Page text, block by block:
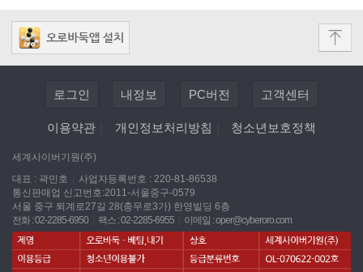
로그인 내정보 PC버전 고객센터
이용약관 개인정보처리방침 청소년보호정책
세계사이버기원(주)
대표 : 곽민호
사업자등록번호 : 220-81-86538
통신판매업 신고번호:2011-서울중구-0579
서울 중구 퇴계로27길 28(충무로3가) 한영빌딩 6층
전화 : 02-2285-6950
팩스 : 02-2285-6955 이메일 :oper@cyberoro.com